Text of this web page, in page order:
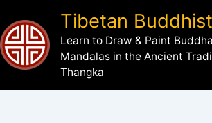
to
content
Tibetan
Learn to Draw & Paint
Mandalas in the Ancient
Thangka